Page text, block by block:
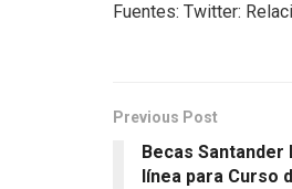
Fuentes: Twitter:
Previous Post
Becas
línea para Curso